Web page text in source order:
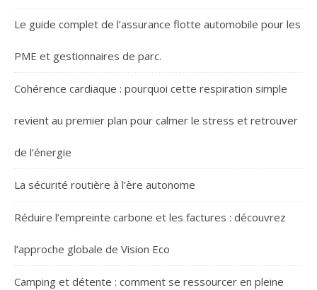
Le guide complet de l’assurance flotte automobile pour les
PME et gestionnaires de parc.
Cohérence cardiaque : pourquoi cette respiration simple
revient au premier plan pour calmer le stress et retrouver
de l’énergie
La sécurité routière à l’ère autonome
Réduire l’empreinte carbone et les factures : découvrez
l’approche globale de Vision Eco
Camping et détente : comment se ressourcer en pleine